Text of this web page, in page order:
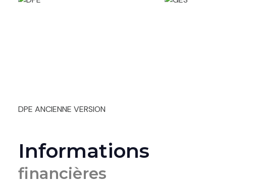
DPE ANCIENNE VERSION
Informations
financières